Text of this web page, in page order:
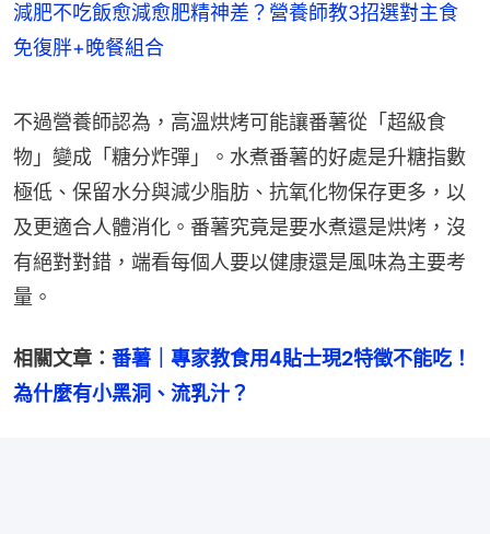
減肥不吃飯愈減愈肥精神差？營養師教3招選對主食
免復胖+晚餐組合
不過營養師認為，高溫烘烤可能讓番薯從「超級食
物」變成「糖分炸彈」。水煮番薯的好處是升糖指數
極低、保留水分與減少脂肪、抗氧化物保存更多，以
及更適合人體消化。番薯究竟是要水煮還是烘烤，沒
有絕對對錯，端看每個人要以健康還是風味為主要考
量。
相關文章： 番薯｜專家教食用4貼士現2特徵不能吃！
為什麼有小黑洞、流乳汁？